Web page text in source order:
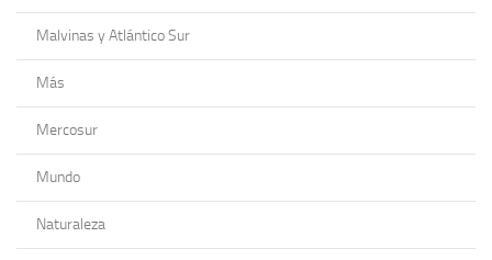
Malvinas y Atlántico Sur
Más
Mercosur
Mundo
Naturaleza